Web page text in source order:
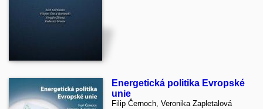
Energetická politika Evropské
unie
Filip Černoch, Veronika Zapletalová